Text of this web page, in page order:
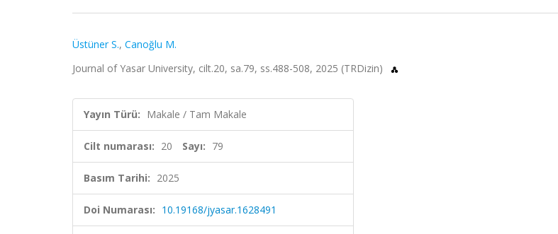
Üstüner S., Canoğlu M.
Journal of Yasar University, cilt.20, sa.79, ss.488-508, 2025 (TRDizin)
Yayın Türü: Makale / Tam Makale
Cilt numarası: 20 Sayı: 79
Basım Tarihi: 2025
Doi Numarası: 10.19168/jyasar.1628491